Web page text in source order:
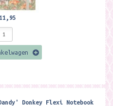
Donkey Flexi Notebook